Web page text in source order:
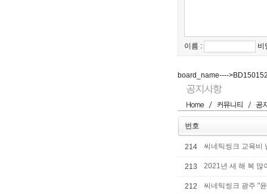
이름 : 비
board_name----
번호
214 씨네틱씽크 교육비
213 2021년 새 해 복 많
212 씨네틱씽크 광주 "